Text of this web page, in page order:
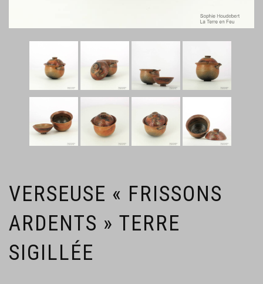
VERSEUSE « FRISSONS
ARDENTS » TERRE
SIGILLÉE